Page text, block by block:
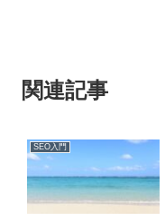
関連記事
SEO入門